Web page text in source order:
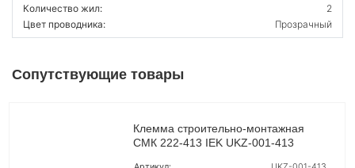
Количество жил:
2
Цвет проводника:
Прозрачный
Сопутствующие товары
Клемма строительно-монтажная
СМК 222-413 IEK UKZ-001-413